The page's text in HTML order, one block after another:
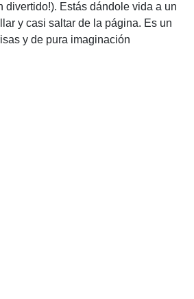
divertido!). Estás dándole vida a un
y casi saltar de la página. Es un
y de pura imaginación